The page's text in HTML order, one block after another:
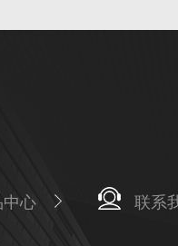
中心 联系